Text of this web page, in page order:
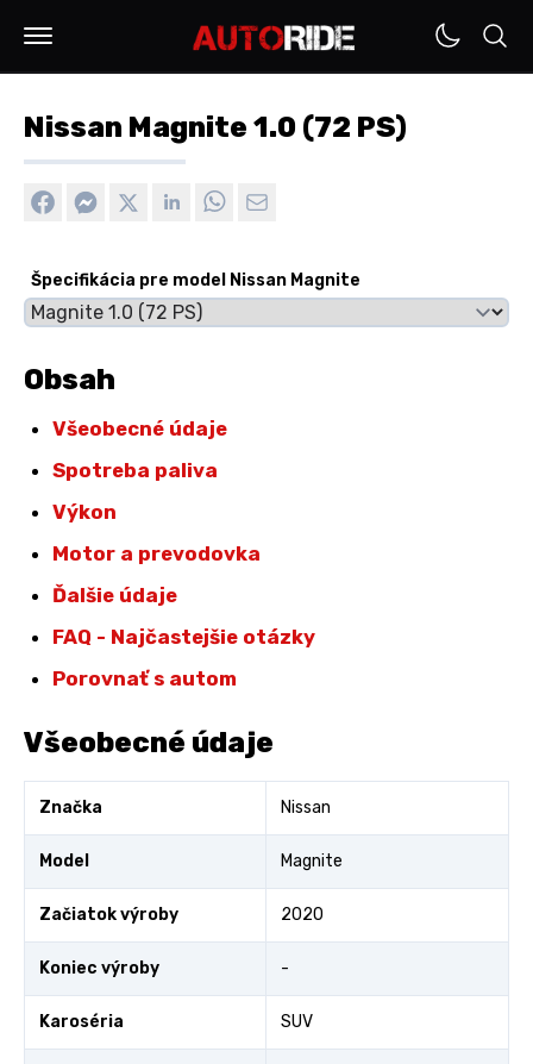
Nissan Magnite 1.0 (72 PS)
Špecifikácia pre model Nissan Magnite
Obsah
Všeobecné údaje
Spotreba paliva
Výkon
Motor a prevodovka
Ďalšie údaje
FAQ - Najčastejšie otázky
Porovnať s autom
Všeobecné údaje
Značka Nissan
Model Magnite
Začiatok výroby 2020
Koniec výroby -
Karoséria SUV